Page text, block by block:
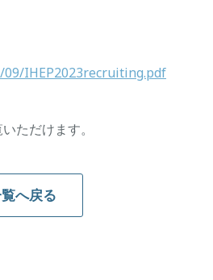
IHEP2023recruiting.pdf
ただけます。
へ戻る